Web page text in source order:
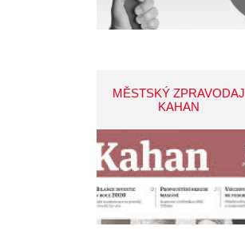
MĚSTSKÝ ZPRAVODAJ
KAHAN